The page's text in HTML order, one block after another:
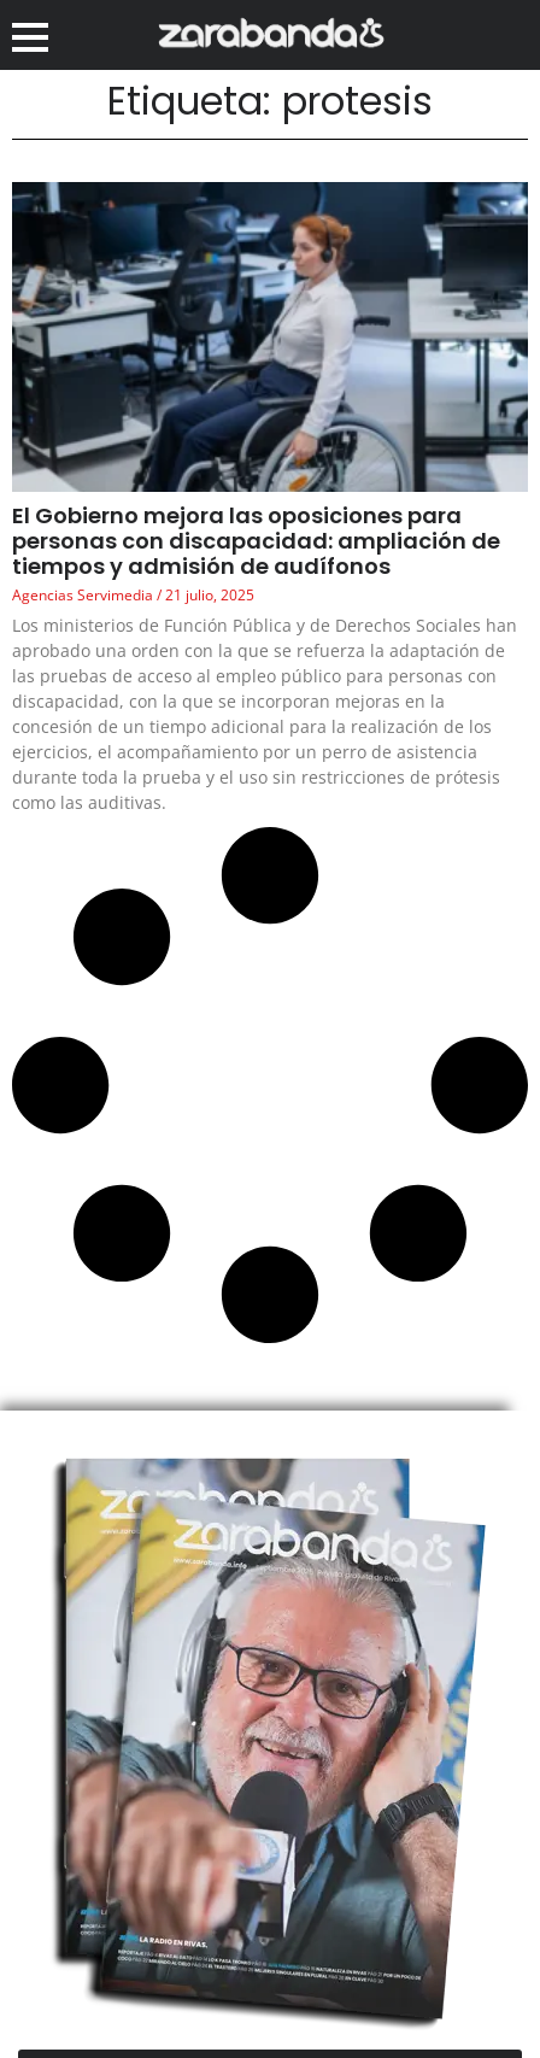
Etiqueta: protesis
El Gobierno mejora las oposiciones para
personas con discapacidad: ampliación de
tiempos y admisión de audífonos
Agencias Servimedia 21 julio, 2025
Los ministerios de Función Pública y de Derechos Sociales han
aprobado una orden con la que se refuerza la adaptación de
las pruebas de acceso al empleo público para personas con
discapacidad, con la que se incorporan mejoras en la
concesión de un tiempo adicional para la realización de los
ejercicios, el acompañamiento por un perro de asistencia
durante toda la prueba y el uso sin restricciones de prótesis
como las auditivas.